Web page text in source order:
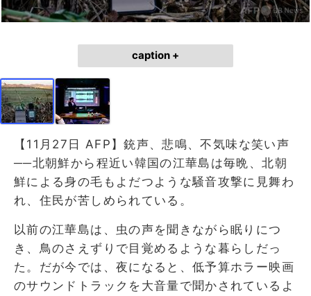
caption +
【11月27日 AFP】銃声、悲鳴、不気味な笑い声
──北朝鮮から程近い韓国の江華島は毎晩、北朝
鮮による身の毛もよだつような騒音攻撃に見舞わ
れ、住民が苦しめられている。
以前の江華島は、虫の声を聞きながら眠りにつ
き、鳥のさえずりで目覚めるような暮らしだっ
た。だが今では、夜になると、低予算ホラー映画
のサウンドトラックを大音量で聞かされているよ